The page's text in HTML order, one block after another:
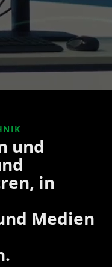
und
in
Medien